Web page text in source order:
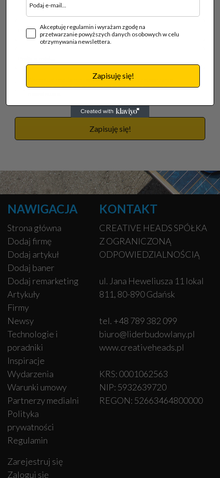
Akceptuję regulamin i wyrażam zgodę na przetwarzanie
powyższych danych osobowych w celu otrzymywania
Zapisuję się!
NAWIGACJA
Strona główna
Dodaj firmę
Dodaj artykuł
Dodaj baner
Dodaj remarketing
Artykuły
Firmy
Newsy
Technologie i
poradniki
Inspiracje
Wydarzenia
Warunki umowy
Partnerzy medialni
Polityka
prywatności
Regulamin
Zarejestruj się
Zaloguj się
KONTAKT
CREATIVE HEADS SPÓŁKA
Z OGRANICZONĄ
ODPOWIEDZIALNOŚCIĄ
ul. Jana Heweliusza 11 lokal
811, 80-890 Gdańsk
tel. +48 789 382 099
biuro@liderbudowlany.pl
www.creativeheads.pl
KRS: 0001062563
NIP: 5932639720
REGON: 52663464800000
Akceptuję regulamin i wyrażam zgodę na
przetwarzanie powyższych danych osobowych w celu
otrzymywania newslettera.
Zapisuję się!